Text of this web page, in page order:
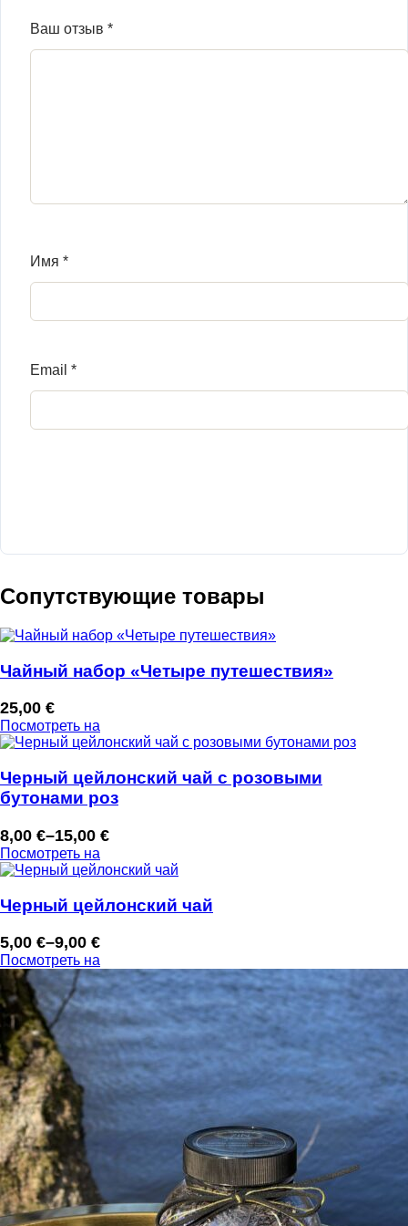
Ваш отзыв *
Имя *
Email *
Сопутствующие товары
Чайный набор «Четыре путешествия»
25,00 €
Посмотреть на
Черный цейлонский чай с розовыми
бутонами роз
8,00 €–15,00 €
Диапазон
цен:
–
Посмотреть на
Черный цейлонский чай
5,00 €–9,00 €
Диапазон
цен:
5,00 €
–
9,00 €
Посмотреть на